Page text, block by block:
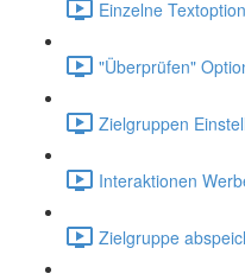
Einzelne
"Überprüfen"
Zielgruppen
Interaktionen
Zielgruppe